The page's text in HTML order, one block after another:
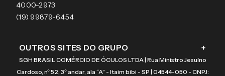
4000-2973
(19) 99879-6454
OUTROS SITES DO GRUPO +
SGH BRASIL COMÉRCIO DE ÓCULOS LTDA | Rua Ministro Jesuíno
Cardoso, nº 52, 3º andar, ala “A” - Itaim bibi - SP | 04544-050 - CNPJ: